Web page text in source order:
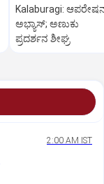
Kalaburagi:
ಅಭ್ಯಾಸ್; ಅಣುಕು
ಪ್ರದರ್ಶನ ಶೀಘ್ರ
2:00 AM IST